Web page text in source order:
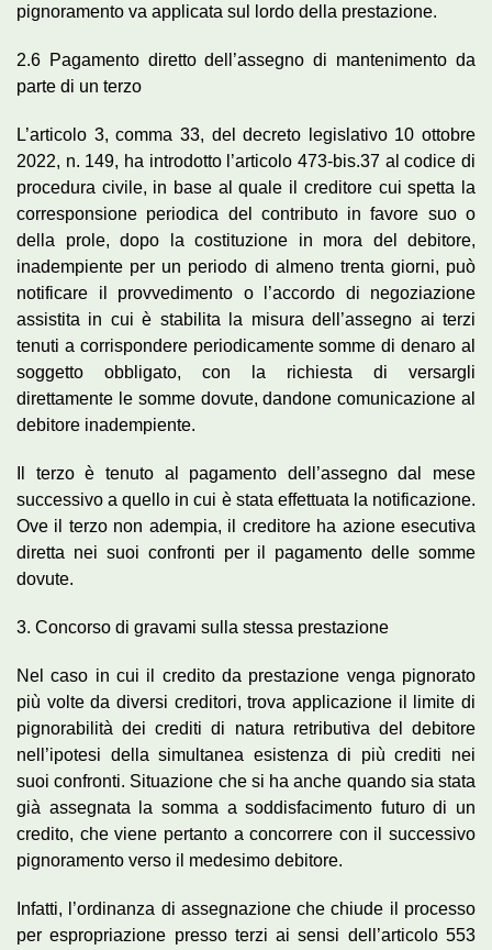
pignoramento va applicata sul lordo della prestazione.
2.6 Pagamento diretto dell’assegno di mantenimento da
parte di un terzo
L’articolo 3, comma 33, del decreto legislativo 10 ottobre
2022, n. 149, ha introdotto l’articolo 473-bis.37 al codice di
procedura civile, in base al quale il creditore cui spetta la
corresponsione periodica del contributo in favore suo o
della prole, dopo la costituzione in mora del debitore,
inadempiente per un periodo di almeno trenta giorni, può
notificare il provvedimento o l’accordo di negoziazione
assistita in cui è stabilita la misura dell’assegno ai terzi
tenuti a corrispondere periodicamente somme di denaro al
soggetto obbligato, con la richiesta di versargli
direttamente le somme dovute, dandone comunicazione al
debitore inadempiente.
Il terzo è tenuto al pagamento dell’assegno dal mese
successivo a quello in cui è stata effettuata la notificazione.
Ove il terzo non adempia, il creditore ha azione esecutiva
diretta nei suoi confronti per il pagamento delle somme
dovute.
3. Concorso di gravami sulla stessa prestazione
Nel caso in cui il credito da prestazione venga pignorato
più volte da diversi creditori, trova applicazione il limite di
pignorabilità dei crediti di natura retributiva del debitore
nell’ipotesi della simultanea esistenza di più crediti nei
suoi confronti. Situazione che si ha anche quando sia stata
già assegnata la somma a soddisfacimento futuro di un
credito, che viene pertanto a concorrere con il successivo
pignoramento verso il medesimo debitore.
Infatti, l’ordinanza di assegnazione che chiude il processo
per espropriazione presso terzi ai sensi dell’articolo 553